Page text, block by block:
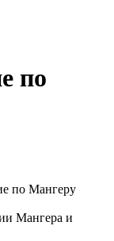
по
Мангера и